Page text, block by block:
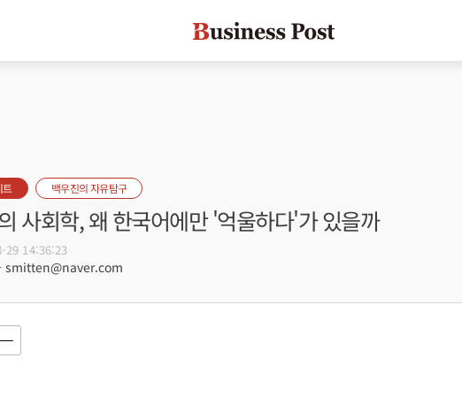
트 백우진의 자유탐구
사회학, 왜 한국어에만 '억울하다'가 있을까
29 14:36:23
smitten@naver.com